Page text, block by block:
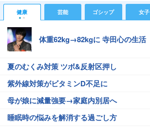
健康 芸能 ゴシップ 女子
体重62kg→82kgに 寺田心の生活
夏のむくみ対策 ツボ&反射区押し
紫外線対策がビタミンD不足に
母が娘に減量強要→家庭内別居へ
睡眠時の悩みを解消する過ごし方